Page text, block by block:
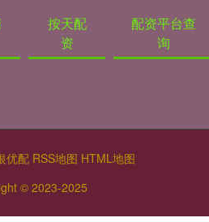
按天配
资
配资平台查
询
优配 RSS地图 HTML地图
© 2023-2025